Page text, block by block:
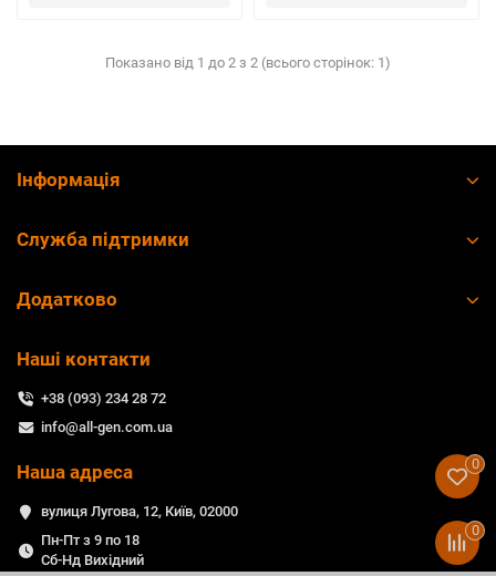
Показано від 1 до 2 з 2 (всього сторінок: 1)
Інформація
Служба підтримки
Додатково
Наші контакти
+38 (093) 234 28 72
info@all-gen.com.ua
Наша адреса
вулиця Лугова, 12, Київ, 02000
Пн-Пт з 9 по 18
Сб-Нд Вихідний
0
0